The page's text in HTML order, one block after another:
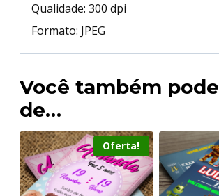
Qualidade: 300 dpi
Formato: JPEG
Você também
de…
Oferta!